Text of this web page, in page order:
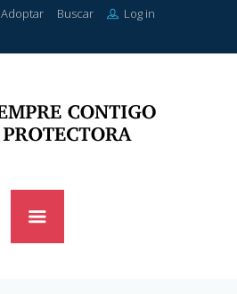
Adoptar Buscar Log in